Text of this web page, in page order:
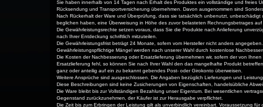
Sie haben innerhalb von 14 Tagen nach Erhalt des Produktes ein vollständige und freies
Rücksendung und Transportversicherung übernehmen. Davon ausgenommen sind
Nach Rückerhalt der Ware und Überprüfung, dass sie tatsächlich unbenutzt,
beglichen haben, eine Überweisung in Höhe des zuvor belasteten Rechnungsbetrages
Die Gewährleistungsrechte setzen voraus, dass Sie die Produkte nach Anlieferung
nach Ihrer Entdeckung schriftlich mitzuteilen.
Die Gewährleistungsfrist beträgt 24 Monate, sofern vom Hersteller nicht anders angegeben.
Gewährleistungspflichtige Mängel werden nach unserer Wahl durch kostenlose
Die Kosten der Nachbesserung oder Ersatzlieferung übernehmen wir, sofern der von
Ersatzlieferung fehl, so können Sie nach Ihrer Wahl den das mangelhafte Produkt
ganz oder anteilig auf ein zu bekannt gebendes Post- oder Girokonto überweisen.
Weitere Ansprüche sind ausgeschlossen. Die Angaben bezüglich Lieferungen und
Diese Beschreibungen sind keine Zusicherungen von Eigenschaften, handelsübliche
Die Ware bleibt bis zur Vollständigen Bezahlung unser Eigentum. Bei wesentlichen
Gegenstand zurückzunehmen, der Käufer ist zur Herausgabe verpflichtet.
Die Zeit bis zum Erbringen der Leistung gilt als unverbindlich vereinbart. Voraussetzung